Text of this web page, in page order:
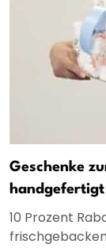
Geschenke
handgefertigt
10 Prozent